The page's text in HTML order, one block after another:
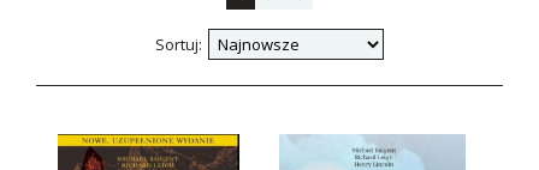
Sortuj: